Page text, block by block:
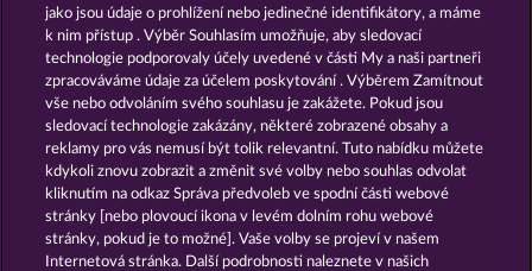
The Guardian God: Heimdall's Horn 100 Flaring Fruits
5 Ember Wilds The Griffin
jako jsou údaje o prohlížení nebo jedinečné identifikátory, a máme
k nim přístup . Výběr Souhlasím umožňuje, aby sledovací
technologie podporovaly účely uvedené v části My a naši partneři
zpracováváme údaje za účelem poskytování . Výběrem Zamítnout
vše nebo odvoláním svého souhlasu je zakážete. Pokud jsou
sledovací technologie zakázány, některé zobrazené obsahy a
reklamy pro vás nemusí být tolik relevantní. Tuto nabídku můžete
kdykoli znovu zobrazit a změnit své volby nebo souhlas odvolat
kliknutím na odkaz Správa předvoleb ve spodní části webové
stránky [nebo plovoucí ikona v levém dolním rohu webové
stránky, pokud je to možné]. Vaše volby se projeví v našem
Internetová stránka. Další podrobnosti naleznete v našich